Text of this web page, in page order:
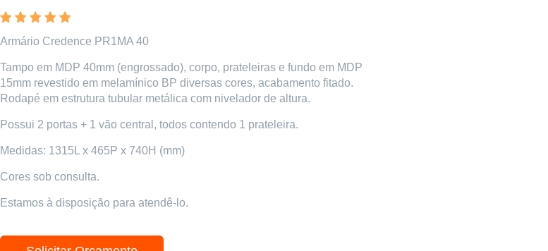
Armário Credence PR1MA 40
Tampo em MDP 40mm (engrossado), corpo, prateleiras e fundo em MDP
15mm revestido em melamínico BP diversas cores, acabamento fitado.
Rodapé em estrutura tubular metálica com nivelador de altura.
Possui 2 portas + 1 vão central, todos contendo 1 prateleira.
Medidas: 1315L x 465P x 740H (mm)
Cores sob consulta.
Estamos à disposição para atendê-lo.